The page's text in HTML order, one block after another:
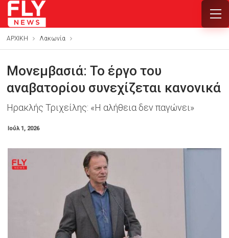
ΑΡΧΙΚΗ Λακωνία
Μονεμβασιά: Το έργο του
αναβατορίου συνεχίζεται κανονικά
Ηρακλής Τριχείλης: «Η αλήθεια δεν παγώνει»
Ιούλ 1, 2026